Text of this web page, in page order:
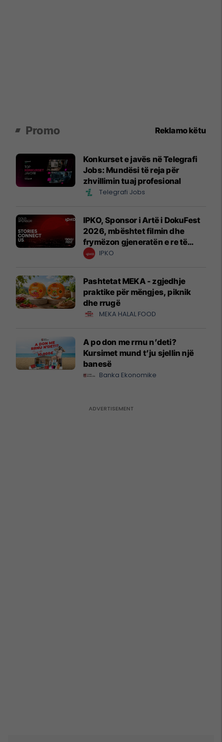
Promo Reklamo këtu
Konkurset e javës në Telegrafi
Jobs: Mundësi të reja për
zhvillimin tuaj profesional
Telegrafi Jobs
IPKO, Sponsor i Artë i DokuFest
2026, mbështet filmin dhe
frymëzon gjeneratën e re të
krijuesve
IPKO
Pashtetat MEKA - zgjedhje
praktike për mëngjes, piknik
dhe rrugë
MEKA HALAL FOOD
A po don me rrnu n’deti?
Kursimet mund t’ju sjellin një
banesë
Banka Ekonomike